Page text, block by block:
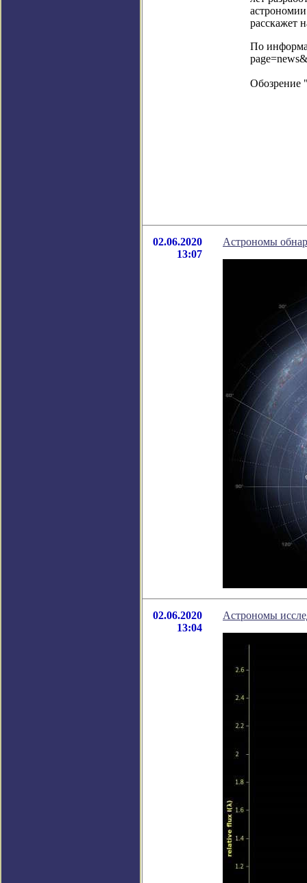
расскажет
По
Обозрение
02.06.2020
13:07
Астрономы
02.06.2020
13:04
Астрономы